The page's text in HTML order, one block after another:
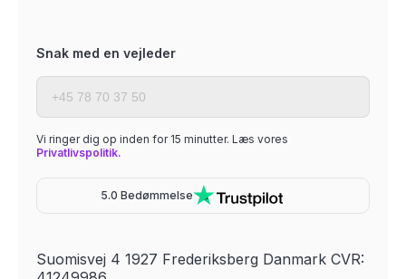
Snak med en vejleder
Vi ringer dig op inden for 15 minutter. Læs vores
Privatlivspolitik.
5.0 Bedømmelse
Suomisvej 4 1927 Frederiksberg Danmark CVR: